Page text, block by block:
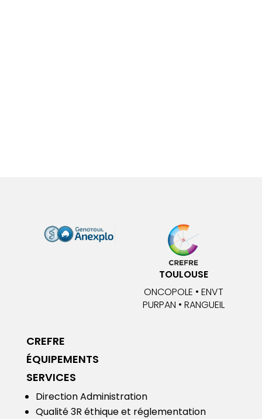
TOULOUSE
ONCOPOLE • ENVT
PURPAN • RANGUEIL
CREFRE
ÉQUIPEMENTS
SERVICES
Direction Administration
Qualité3R éthique et réglementation